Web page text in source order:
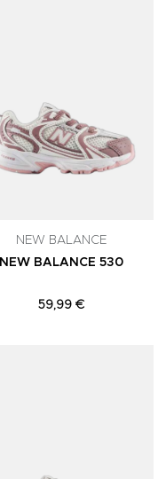
NEW BALANCE
NEW BALANCE 530
59,99 €